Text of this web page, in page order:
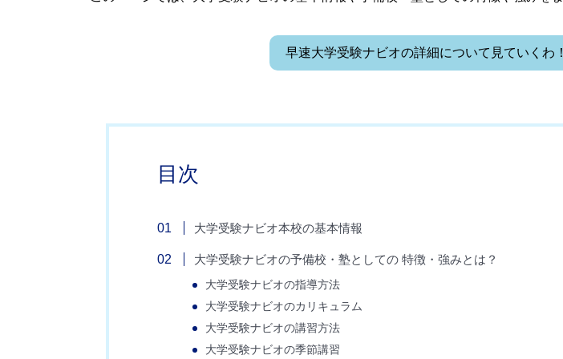
早速大学受験ナビオの詳細について見ていくわ！
目次
大学受験ナビオ本校の基本情報
大学受験ナビオの予備校・塾としての 特徴・強みとは？
大学受験ナビオの指導方法
大学受験ナビオのカリキュラム
大学受験ナビオの講習方法
大学受験ナビオの季節講習